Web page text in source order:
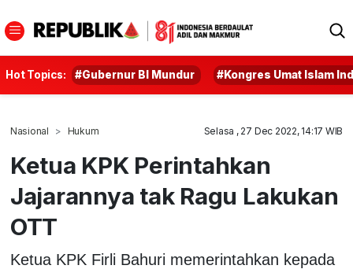
Hot Topics: #Gubernur BI Mundur #Kongres Umat Islam
Nasional Hukum Selasa , 27 Dec 2022, 14:17 WIB
Ketua KPK Perintahkan
Jajarannya tak Ragu Lakukan
OTT
Ketua KPK Firli Bahuri memerintahkan kepada